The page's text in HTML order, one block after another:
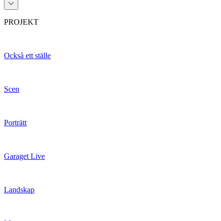
PROJEKT
Också ett ställe
Scen
Porträtt
Garaget Live
Landskap